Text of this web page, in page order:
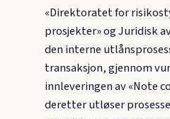
«Direktoratet for
prosjekter» og Juridisk
den interne
transaksjon, gjennom
innleveringen av «Note
deretter utløser